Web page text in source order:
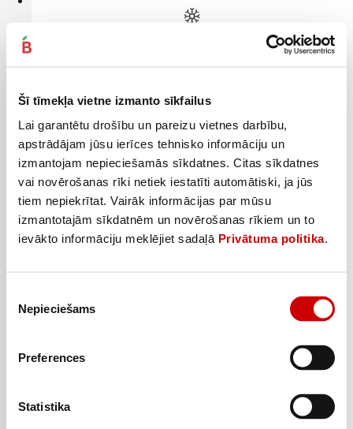
Šī tīmekļa vietne izmanto sīkfailus
Lai garantētu drošību un pareizu vietnes darbību,
apstrādājam jūsu ierīces tehnisko informāciju un
izmantojam nepieciešamās sīkdatnes. Citas sīkdatnes
vai novērošanas rīki netiek iestatīti automātiski, ja jūs
tiem nepiekrītat. Vairāk informācijas par mūsu
izmantotajām sīkdatnēm un novērošanas rīkiem un to
ievākto informāciju meklējiet sadaļā Privātuma politika.
izvēle
Nepieciešams
Preferences
Statistika
2
. 29€